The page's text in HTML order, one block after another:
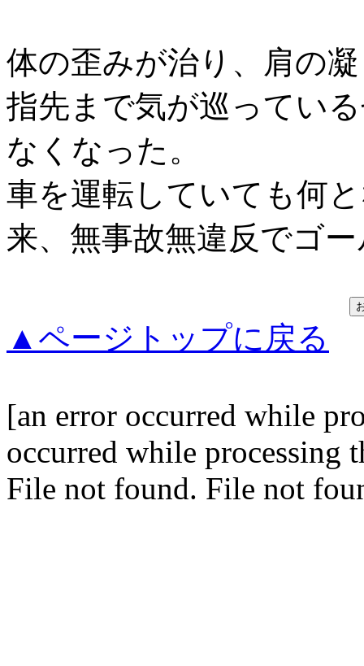
体の歪みが治り、肩の
指先まで気が巡ってい
なくなった。
車を運転していても何
来、無事故無違反でゴ
▲ページトップに戻る
[an error occurred while
occurred while processing
File not found. File not